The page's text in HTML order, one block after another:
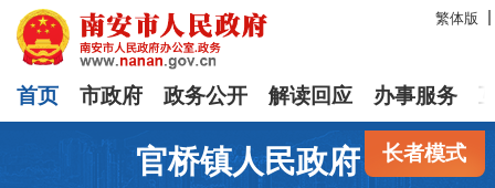
繁体版
首页 市政府 政务公开 解读回应 办事服务
长者模式
官桥镇人民政府